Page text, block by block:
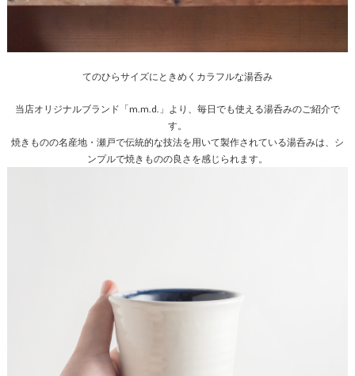
てのひらサイズにときめくカラフルな湯呑み
当店オリジナルブランド「m.m.d.」より、毎日でも使える湯呑みのご紹介で
す。
焼きものの名産地・瀬戸で伝統的な技法を用いて製作されている湯呑みは、シ
ンプルで焼きものの良さを感じられます。